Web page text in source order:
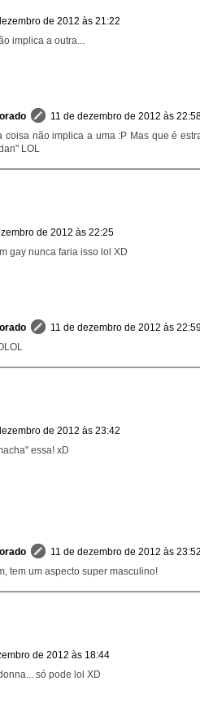
de 2012 às 21:22
implica a outra...
11 de dezembro de 2012 às
coisa não implica a uma :P Mas que é
LOL
de 2012 às 22:25
gay nunca faria isso lol XD
11 de dezembro de 2012 às
de 2012 às 23:42
essa! xD
11 de dezembro de 2012 às 23:52
tem um aspecto super masculino!
de 2012 às 18:44
só pode lol XD